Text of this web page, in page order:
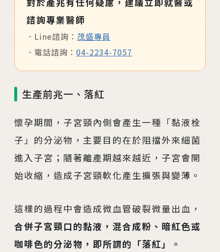
諮詢專業醫師
Line諮詢： 茂盛專員
電話諮詢： 04-2234-7057
生產前兆一、落紅
懷孕期間，子宮頸內側會產生一種「黏液栓
子」的分泌物，主要目的在於阻擋外來細菌
進入子宮；隨著離產期越來越近，子宮會開
始收縮，造成子宮頸軟化產生擴張與變薄。
這樣的過程中會造成微血管破裂微量出血，
合併子宮頸口的黏液，混合成粉、暗紅色或
咖啡色的分泌物，即所謂的「落紅」。